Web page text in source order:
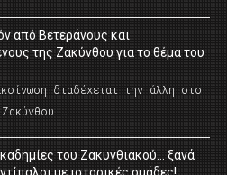
από Βετεράνους και
της Ζακύνθου για το θέμα του
διαδέχεται την άλλη στο
…
του Ζακυνθιακού… ξανά